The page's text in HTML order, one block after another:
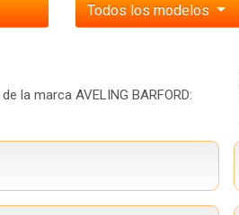
Todos los modelos
la marca AVELING BARFORD: